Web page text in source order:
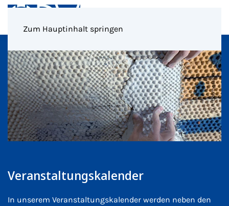
Zum Hauptinhalt springen
Veranstaltungskalender
In unserem Veranstaltungskalender werden neben den